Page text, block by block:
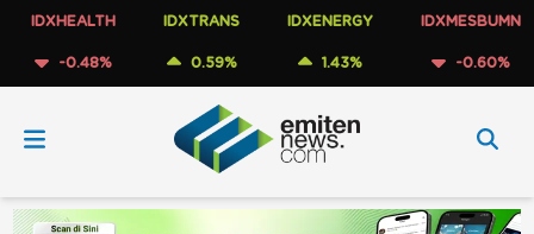
-0.48%
IDXTRANS
0.59%
IDXENERGY
1.43%
IDXMESBUMN
-0.60%